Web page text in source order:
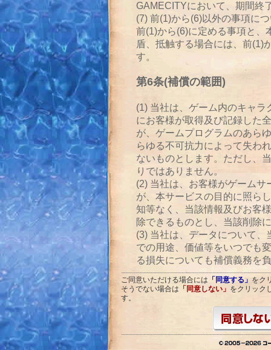
ご同意いただける場合には 「同意する」 をク
そうでない場合は 「同意しない」 をクリック
す。